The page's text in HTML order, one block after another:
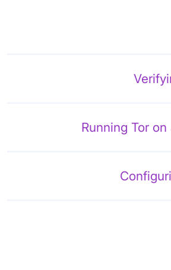
Running Tor